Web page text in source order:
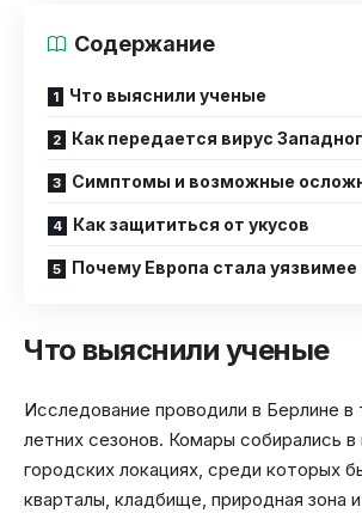
Содержание
Что выяснили ученые
Как передается вирус
Симптомы и возможные
Как защититься от укусов
Почему Европа стала уязвимее
Что выяснили ученые
Исследование проводили в Берлине в
летних сезонов. Комары собирались в
городских локациях, среди которых
кварталы, кладбище, природная зона